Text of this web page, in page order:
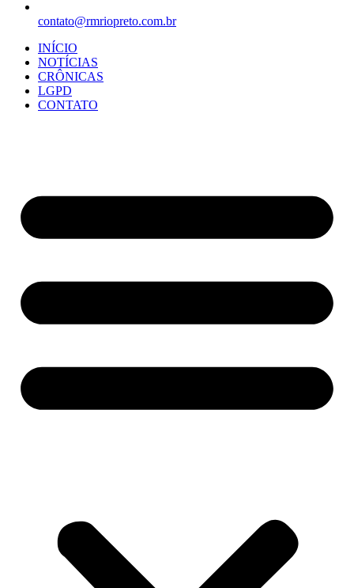
contato@rmriopreto.com.br
INÍCIO
NOTÍCIAS
CRÔNICAS
LGPD
CONTATO